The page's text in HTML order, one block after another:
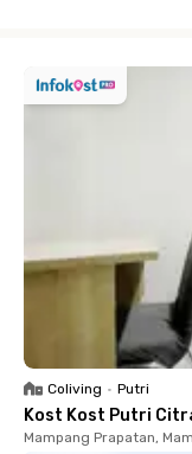
Coliving • Putri
Kost Kost Putri
Mampang Prapatan,